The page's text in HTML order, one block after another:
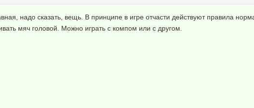
надо сказать, вещь. В принципе в игре отчасти действуют правила
мяч головой. Можно играть с компом или с другом.